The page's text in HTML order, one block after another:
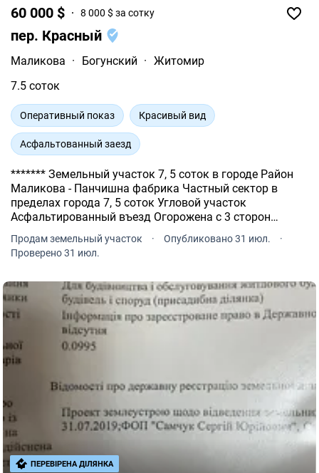
60 000 $ 8 000 $ за сотку
пер. Красный
Маликова · Богунский · Житомир
7.5 соток
Оперативный показ Красивый вид
Асфальтованный заезд
******* Земельный участок 7, 5 соток в городе Район
Маликова - Панчишна фабрика Частный сектор в
пределах города 7, 5 соток Угловой участок
Асфальтированный въезд Огорожена с 3 сторон
Высокий гранитный фундамент На территории -
временная застройка Газ рядом, улица
Продам земельный участок · Опубликовано 31 июл.
·
Проверено 31 июл.
ПЕРЕВІРЕНА ДІЛЯНКА